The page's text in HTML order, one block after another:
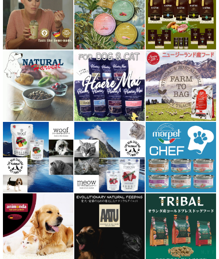
バリアサプリ
Haere Mai ハレマエ
阪急ハロードッグ
プロバイオデンタルPet
ビィ・ナチュラル be-NatuRal
ヒマラヤ ドッグ チーズ チュウ
ファープラスト 歯みがきガム
フィッシュ4 ペットフード正規品
フィールドエイト
フォルツァ10 FORZA10
プライムケイズ さかい企画
ブリスミックス BLISMIX